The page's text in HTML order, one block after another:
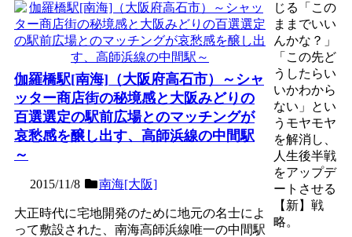
伽羅橋駅[南海]（大阪府高石市）～シャ
ッター商店街の秘境感と大阪みどりの
百選選定の駅前広場とのマッチングが
哀愁感を醸し出す、高師浜線の中間駅
～
2015/11/8 南海[大阪]
大正時代に宅地開発のために地元の名士によ
って敷設された、南海高師浜線唯一の中間駅
じる「この
ままでいい
んかな？」
「この先ど
うしたらい
いかわから
ない」とい
うモヤモヤ
を解消し、
人生後半戦
をアップデ
ートさせる
【新】戦
略。